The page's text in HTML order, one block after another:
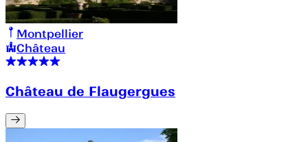
Montpellier
Château
Château de Flaugergues